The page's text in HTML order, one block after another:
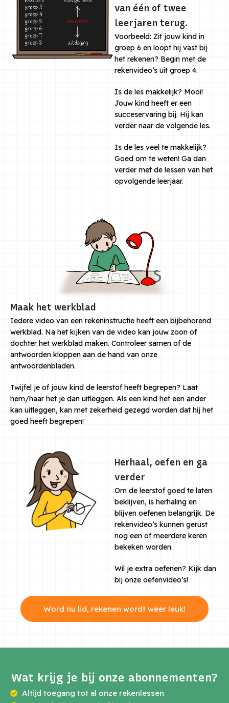
van één of twee
leerjaren terug.
Voorbeeld: Zit jouw kind in
groep 6 en loopt hij vast bij
het rekenen? Begin met de
rekenvideo’s uit groep 4.
Is de les makkelijk? Mooi!
Jouw kind heeft er een
succeservaring bij. Hij kan
verder naar de volgende les.
Is de les veel te makkelijk?
Goed om te weten! Ga dan
verder met de lessen van het
opvolgende leerjaar.
Maak het werkblad
Iedere video van een rekeninstructie heeft een bijbehorend
werkblad. Na het kijken van de video kan jouw zoon of
dochter het werkblad maken. Controleer samen of de
antwoorden kloppen aan de hand van onze
antwoordenbladen.
Twijfel je of jouw kind de leerstof heeft begrepen? Laat
hem/haar het je dan uitleggen. Als een kind het een ander
kan uitleggen, kan met zekerheid gezegd worden dat hij het
goed heeft begrepen!
Herhaal, oefen en ga
verder
Om de leerstof goed te laten
beklijven, is herhaling en
blijven oefenen belangrijk. De
rekenvideo’s kunnen gerust
nog een of meerdere keren
bekeken worden.
Wil je extra oefenen? Kijk dan
bij onze oefenvideo’s!
Word nu lid, rekenen wordt weer leuk!
Wat krijg je bij onze abonnementen?
Altijd toegang tot al onze rekenlessen